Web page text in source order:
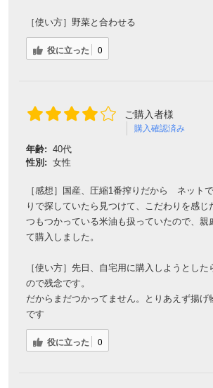
［使い方］野菜と合わせる
役に立った 0
ご購入者様
購入確認済み
年齢: 40代
性別: 女性
［感想］国産、圧縮1番搾りだから ネット
りで探していたら見つけて、こだわりを感じ
つもつかっている米油も扱っていたので、親
て購入しました。
［使い方］先日、自宅用に購入しようとした
ので残念です。
だからまだつかってません。とりあえず揚げ
です
役に立った 0